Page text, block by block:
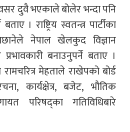
दुवै भएकाले बोलेर भन्दा पनि
। राष्ट्रिय स्वतन्त्र पार्टीका
नेपाल खेलकुद विज्ञान
बनाउनुपर्ने बताए ।
मेहताले राखेपको बोर्ड
कार्यक्षेत्र, बजेट, भौतिक
परिषद्का गतिविधिबारे